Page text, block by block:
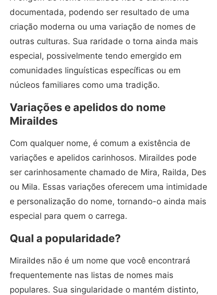
documentada, podendo ser resultado de uma
criação moderna ou uma variação de nomes de
outras culturas. Sua raridade o torna ainda mais
especial, possivelmente tendo emergido em
comunidades linguísticas específicas ou em
núcleos familiares como uma tradição.
Variações e apelidos do nome
Miraildes
Com qualquer nome, é comum a existência de
variações e apelidos carinhosos. Miraildes pode
ser carinhosamente chamado de Mira, Railda, Des
ou Mila. Essas variações oferecem uma intimidade
e personalização do nome, tornando-o ainda mais
especial para quem o carrega.
Qual a popularidade?
Miraildes não é um nome que você encontrará
frequentemente nas listas de nomes mais
populares. Sua singularidade o mantém distinto,